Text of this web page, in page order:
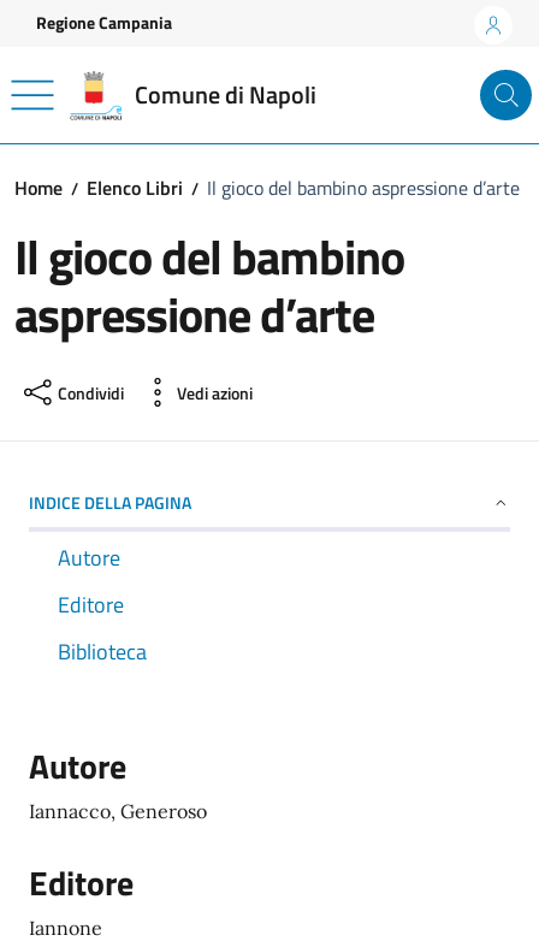
Vai ai contenuti
Vai al footer
Regione Campania
Comune di Napoli
Home Elenco Libri Il gioco del bambino aspressione d’arte
Il gioco del bambino
aspressione d’arte
Condividi Vedi azioni
INDICE DELLA PAGINA
Autore
Editore
Biblioteca
Autore
Iannacco, Generoso
Editore
Iannone